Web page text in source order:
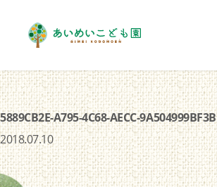
5889CB2E-A795-4C68-AECC-9A504999BF3B
2018.07.10